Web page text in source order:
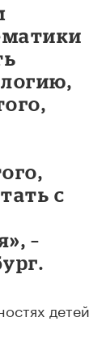
с
–
детей